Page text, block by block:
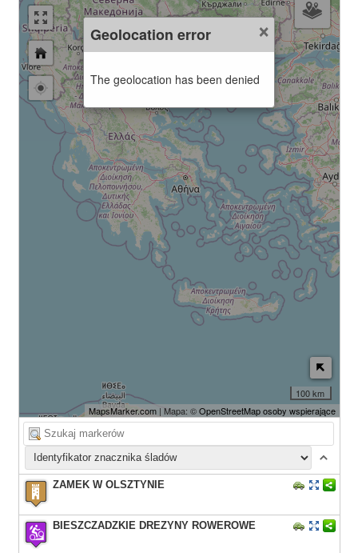
100 km
MapsMarker.com| Mapa: ©OpenStreetMap osoby wspierające
×
Geolocation error
The geolocation has been denied
ZAMEK W OLSZTYNIE
BIESZCZADZKIE DREZYNY ROWEROWE